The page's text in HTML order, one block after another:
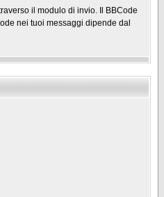
il modulo di invio. Il BBCode
nei tuoi messaggi dipende dal